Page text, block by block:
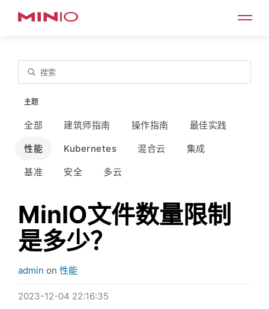
搜索
主题
全部 建筑师指南 操作指南 最佳实践
性能 Kubernetes 混合云 集成
基准 安全 多云
MinIO文件数量限制
是多少？
admin on 性能
2023-12-04 22:16:35